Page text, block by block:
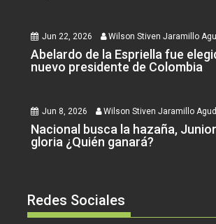
Jun 22, 2026 Wilson Stiven Jaramillo
Abelardo de la Espriella fue
nuevo presidente de Colombia
Jun 8, 2026 Wilson Stiven Jaramillo
Nacional busca la hazaña,
gloria ¿Quién ganará?
Redes Sociales